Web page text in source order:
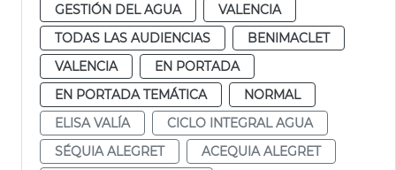
GESTIÓN DEL AGUA
VALENCIA
TODAS LAS AUDIENCIAS
BENIMACLET
VALENCIA
EN PORTADA
EN PORTADA TEMÁTICA
NORMAL
ELISA VALÍA
CICLO INTEGRAL AGUA
SÉQUIA ALEGRET
ACEQUIA ALEGRET